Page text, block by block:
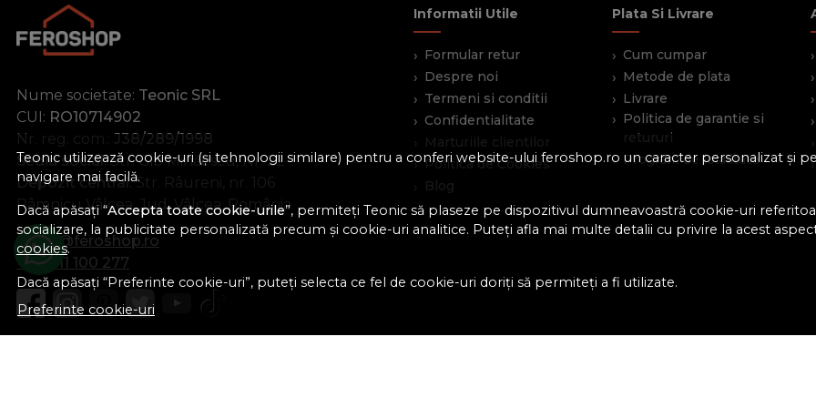
coroana aurie
crapat
crom
crom / alb
crom / crom mat
crom / fag
crom / mahon
crom / mar
crom / par
crom / stejar
crom lucios
Teonic utilizează cookie-uri (și tehnologii similare) pentru a conferi website-ului feroshop.ro un caracter personalizat și
navigare mai facilă.
Dacă apăsați “Accepta toate cookie-urile”, permiteți Teonic să plaseze pe dispozitivul dumneavoastră cookie-uri
socializare, la publicitate personalizată precum și cookie-uri analitice. Puteți afla mai multe detalii cu privire la acest
cookies.
Dacă apăsați “Preferinte cookie-uri”, puteți selecta ce fel de cookie-uri doriți să permiteți a fi utilizate.
Preferinte cookie-uri
Nume societate: Teonic SRL
CUI: RO10714902
Nr. reg. com.: J38/289/1998
Sediu social:Str. Gib Mihăescu, Nr. 22
Depozit central:Str. Râureni, nr. 106
Râmnicu Vâlcea, Jud. Vâlcea, România
office@feroshop.ro
+40 311 100 277
Informatii Utile
Formular retur
Despre noi
Termeni si conditii
Confidentialitate
Marturiile clientilor
Politica de Cookies
Blog
Plata Si Livrare
Cum cumpar
Metode de plata
Livrare
Politica de garantie si
retururi
Program de loialitate